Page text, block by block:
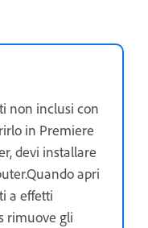
non inclusi con
in Premiere
devi installare
apri
a effetti
rimuove gli